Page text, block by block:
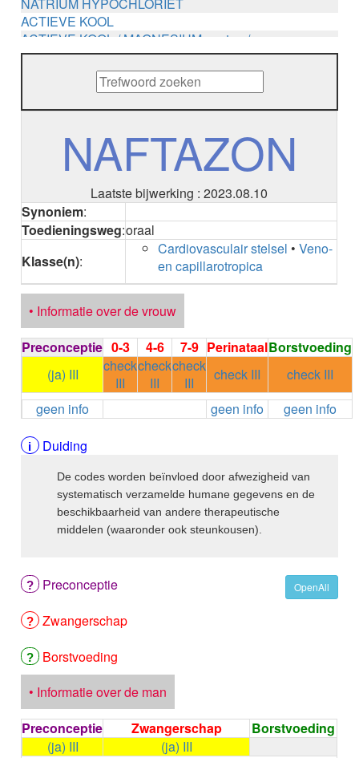
ACTIEVE KOOL
ACTIEVE KOOL / MAGNESIUM zouten /
METHENAMINE
ADALIMUMAB
ADAPALEEN
ADAPALEEN / BENZOYLPEROXIDE
ADENOSINE
AESCINE
AFLIBERCEPT parenteraal
AFLIBERCEPT intravitreaal
AGALSIDASE bèta
AGOMELATINE
ALBIGLUTIDE
ALBUTREPENONACOG ALFA
Stollingsfactor IX; Factor IX
ALCOHOL
ETHANOL
ALECTINIB
ALEMTUZUMAB
ALENDRONAAT/VIT D3
ALFA-1-PROTEINASEREMMER humaan
ALFENTANYL HCl
ALFUZOSINE
ALGELDRAAT
ALGINAAT Na / Na BICARBONAAT / CALCIUM
ALGINEZUUR
ALIROCUMAB
ALITRETINOINE
ALIZAPRIDE
ALLOPURINOL
ALMOTRIPTAN
ALOGLIPTINE benzoaat
NAFTAZON
Laatste bijwerking : 2023.08.10
Synoniem:
Toedieningsweg:oraal
Klasse(n):
Cardiovasculair stelsel •Veno-
en capillarotropica
• Informatie over de vrouw
Preconceptie 0-3 4-6 7-9 PerinataalBorstvoeding
(ja) III
check
III
check
III
check
III
check III
check III
geen info
geen info
geen info
Duiding
De codes worden beïnvloed door afwezigheid van
systematisch verzamelde humane gegevens en de
beschikbaarheid van andere therapeutische
middelen (waaronder ook steunkousen).
OpenAll
Preconceptie
Zwangerschap
Borstvoeding
• Informatie over de man
Preconceptie
Zwangerschap
Borstvoeding
(ja) III
(ja) III